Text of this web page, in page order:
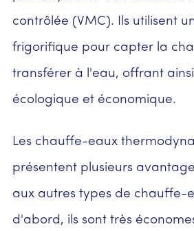
contrôlée (VMC). Ils utilisent
frigorifique pour capter la
transférer à l'eau, offrant
écologique et économique.
Les chauffe-eaux
présentent plusieurs
aux autres types de chauffe-
d'abord, ils sont très